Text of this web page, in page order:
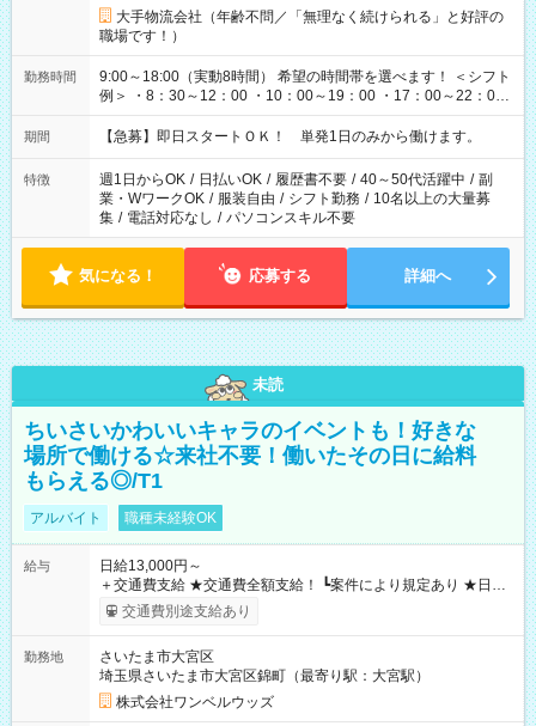
大手物流会社（年齢不問／「無理なく続けられる」と好評の
職場です！）
勤務時間
9:00～18:00（実動8時間） 希望の時間帯を選べます！ ＜シフト
例＞ ・8：30～12：00 ・10：00～19：00 ・17：00～22：00
・13：00～22：00 ・22：00～翌6：00 など
期間 【急募】即日スタートＯＫ！ 単発1日のみから働けます。
特徴 週1日からOK / 日払いOK / 履歴書不要 / 40～50代活躍中 / 副
業・WワークOK / 服装自由 / シフト勤務 / 10名以上の大量募
集 / 電話対応なし / パソコンスキル不要
気になる！ 応募する 詳細へ
未読
ちいさいかわいいキャラのイベントも！好きな
場所で働ける☆来社不要！働いたその日に給料
もらえる◎/T1
アルバイト 職種未経験OK
給与
日給13,000円～
＋交通費支給 ★交通費全額支給！ ┗案件により規定あり ★日払
いOK！（規定あり） ┗働いたその日に現金GET♪ お仕事後はコ
ンビニATMから 日払い分を引き落とせます！ 【試用期間】試
交通費別途支給あり
勤務地
さいたま市大宮区
埼玉県さいたま市大宮区錦町（最寄り駅：大宮駅）
株式会社ワンベルウッズ